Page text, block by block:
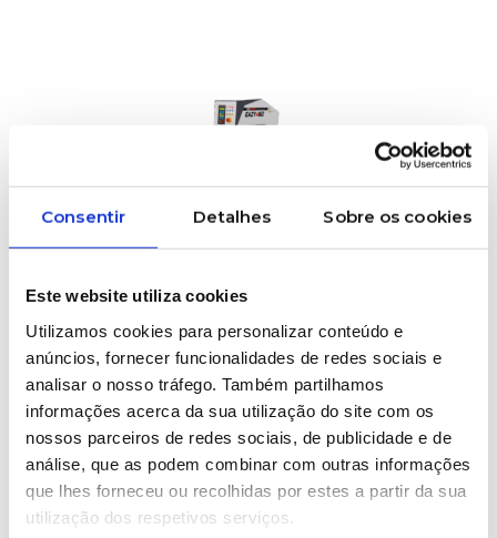
Consentir Detalhes Sobre os cookies
Este website utiliza cookies
Utilizamos cookies para personalizar conteúdo e
anúncios, fornecer funcionalidades de redes sociais e
analisar o nosso tráfego. Também partilhamos
informações acerca da sua utilização do site com os
nossos parceiros de redes sociais, de publicidade e de
análise, que as podem combinar com outras informações
que lhes forneceu ou recolhidas por estes a partir da sua
utilização dos respetivos serviços.
Easy Series – Ideal for small and
medium productions.